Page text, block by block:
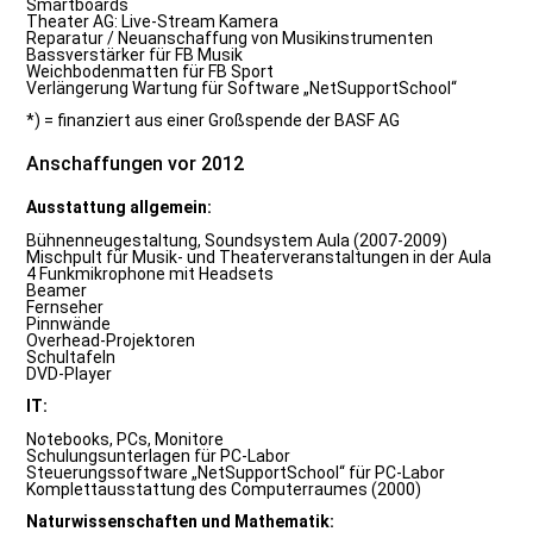
Smartboards
Theater AG: Live-Stream Kamera
Reparatur / Neuanschaffung von Musikinstrumenten
Bassverstärker für FB Musik
Weichbodenmatten für FB Sport
Verlängerung Wartung für Software „NetSupportSchool“
*) = finanziert aus einer Großspende der BASF AG
Anschaffungen vor 2012
Ausstattung allgemein:
Bühnenneugestaltung, Soundsystem Aula (2007-2009)
Mischpult für Musik- und Theaterveranstaltungen in der Aula
4 Funkmikrophone mit Headsets
Beamer
Fernseher
Pinnwände
Overhead-Projektoren
Schultafeln
DVD-Player
IT:
Notebooks, PCs, Monitore
Schulungsunterlagen für PC-Labor
Steuerungssoftware „NetSupportSchool“ für PC-Labor
Komplettausstattung des Computerraumes (2000)
Naturwissenschaften und Mathematik: